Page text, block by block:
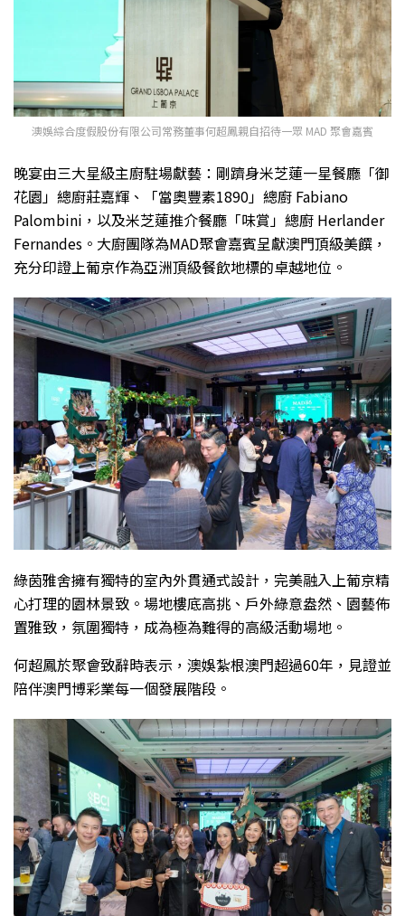
澳娛綜合度假股份有限公司常務董事何超鳳親自招待一眾 MAD 聚會嘉賓
晚宴由三大星級主廚駐場獻藝：剛躋身米芝蓮一星餐廳「御
花園」總廚莊嘉輝、「當奧豐素1890」總廚 Fabiano
Palombini，以及米芝蓮推介餐廳「味賞」總廚 Herlander
Fernandes。大廚團隊為MAD聚會嘉賓呈獻澳門頂級美饌，
充分印證上葡京作為亞洲頂級餐飲地標的卓越地位。
綠茵雅舍擁有獨特的室內外貫通式設計，完美融入上葡京精
心打理的園林景致。場地樓底高挑、戶外綠意盎然、園藝佈
置雅致，氛圍獨特，成為極為難得的高級活動場地。
何超鳳於聚會致辭時表示，澳娛紮根澳門超過60年，見證並
陪伴澳門博彩業每一個發展階段。